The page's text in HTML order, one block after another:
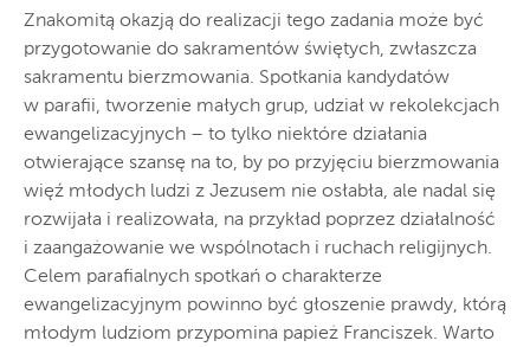
Znakomitą okazją do realizacji tego zadania może być
przygotowanie do sakramentów świętych, zwłaszcza
sakramentu bierzmowania. Spotkania kandydatów
w parafii, tworzenie małych grup, udział w rekolekcjach
ewangelizacyjnych – to tylko niektóre działania
otwierające szansę na to, by po przyjęciu bierzmowania
więź młodych ludzi z Jezusem nie osłabła, ale nadal się
rozwijała i realizowała, na przykład poprzez działalność
i zaangażowanie we wspólnotach i ruchach religijnych.
Celem parafialnych spotkań o charakterze
ewangelizacyjnym powinno być głoszenie prawdy, którą
młodym ludziom przypomina papież Franciszek. Warto